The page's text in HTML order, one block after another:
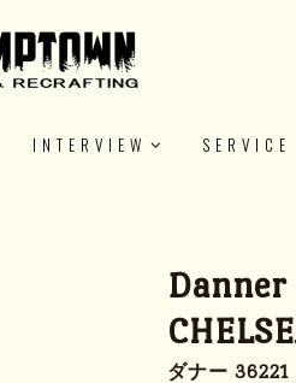
INTERVIEW SERVICE
ダナー